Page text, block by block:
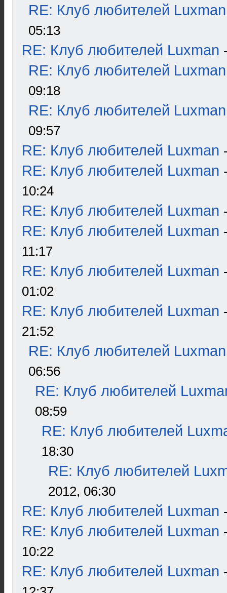
RE: Клуб любителей Luxman
05:13
RE: Клуб любителей Luxman
RE: Клуб любителей Luxman
09:18
RE: Клуб любителей Luxman
09:57
RE: Клуб любителей Luxman
RE: Клуб любителей Luxman
10:24
RE: Клуб любителей Luxman
RE: Клуб любителей Luxman
11:17
RE: Клуб любителей Luxman
01:02
RE: Клуб любителей Luxman
21:52
RE: Клуб любителей Luxman
06:56
RE: Клуб любителей
08:59
RE: Клуб любителей
18:30
RE: Клуб любителей
2012, 06:30
RE: Клуб любителей Luxman
RE: Клуб любителей Luxman
10:22
RE: Клуб любителей Luxman